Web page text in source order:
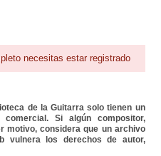
necesitas estar registrado
de la Guitarra solo tienen un
Si algún compositor,
motivo, considera que un archivo
vulnera los derechos de autor,